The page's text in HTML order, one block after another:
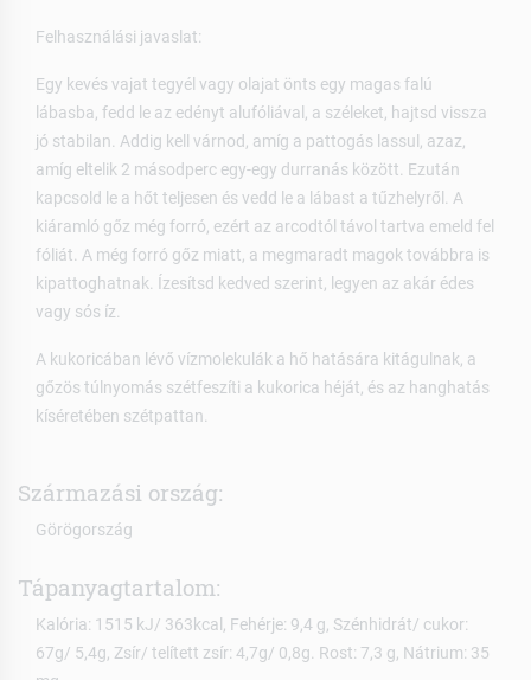
Felhasználási javaslat:
Egy kevés vajat tegyél vagy olajat önts egy magas falú
lábasba, fedd le az edényt alufóliával, a széleket, hajtsd vissza
jó stabilan. Addig kell várnod, amíg a pattogás lassul, azaz,
amíg eltelik 2 másodperc egy-egy durranás között. Ezután
kapcsold le a hőt teljesen és vedd le a lábast a tűzhelyről. A
kiáramló gőz még forró, ezért az arcodtól távol tartva emeld fel
fóliát. A még forró gőz miatt, a megmaradt magok továbbra is
kipattoghatnak. Ízesítsd kedved szerint, legyen az akár édes
vagy sós íz.
A kukoricában lévő vízmolekulák a hő hatására kitágulnak, a
gőzös túlnyomás szétfeszíti a kukorica héját, és az hanghatás
kíséretében szétpattan.
Származási ország:
Görögország
Tápanyagtartalom:
Kalória: 1515 kJ/ 363kcal, Fehérje: 9,4 g, Szénhidrát/ cukor:
67g/ 5,4g, Zsír/ telített zsír: 4,7g/ 0,8g. Rost: 7,3 g, Nátrium: 35